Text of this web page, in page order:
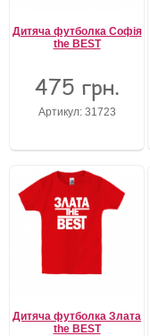
Дитяча футболка Софія
the BEST
475 грн.
Артикул: 31723
Дитяча футболка Злата
the BEST